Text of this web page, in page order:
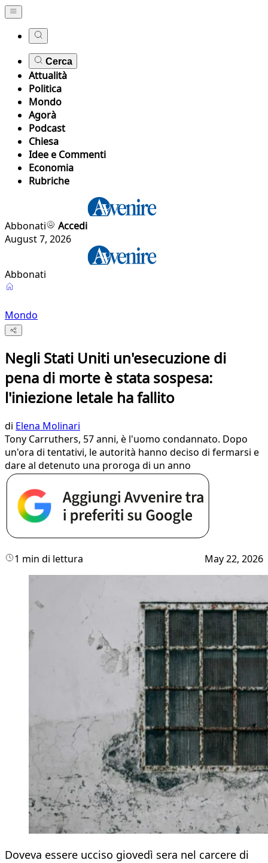
Cerca
Attualità
Politica
Mondo
Agorà
Podcast
Chiesa
Idee e Commenti
Economia
Rubriche
Abbonati
Accedi
August 7, 2026
Abbonati
Mondo
Negli Stati Uniti un'esecuzione di
pena di morte è stata sospesa:
l'iniezione letale ha fallito
di Elena Molinari
Tony Carruthers, 57 anni, è l'uomo condannato. Dopo
un'ora di tentativi, le autorità hanno deciso di fermarsi e
dare al detenuto una proroga di un anno
1 min di lettura May 22, 2026
Doveva essere ucciso giovedì sera nel carcere di